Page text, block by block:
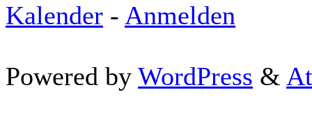
Kalender - Anmelden
Powered by WordPress &